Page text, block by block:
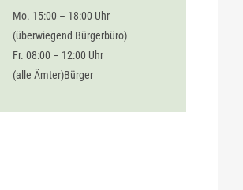
Mo. 15:00 – 18:00 Uhr
(überwiegend Bürgerbüro)
Fr. 08:00 – 12:00 Uhr
(alle Ämter)Bürger